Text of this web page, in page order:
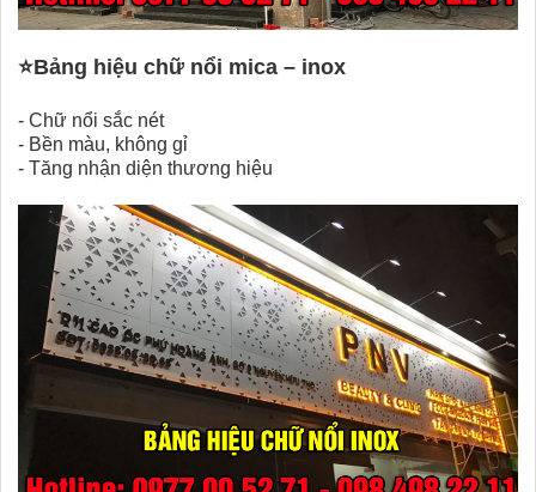
⭐Bảng hiệu chữ nổi mica – inox
- Chữ nổi sắc nét
- Bền màu, không gỉ
- Tăng nhận diện thương hiệu